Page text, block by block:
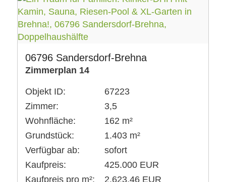
06796 Sandersdorf-Brehna
Zimmerplan 14
Objekt ID:
67223
Zimmer:
3,5
Wohnfläche:
162 m²
Grundstück:
1.403 m²
Verfügbar ab:
sofort
Kaufpreis:
425.000 EUR
Kaufpreis pro m²:
2.623,46 EUR